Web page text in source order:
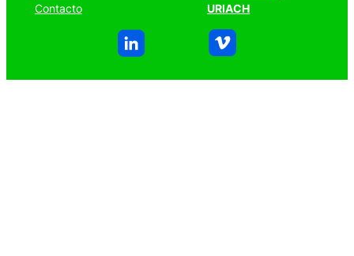
Contacto
URIACH